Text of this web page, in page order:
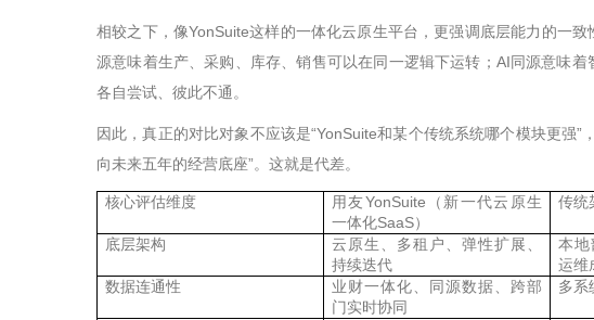
相较之下，像YonSuite这样的一体化云原生平台，更强调底层能力的一
源意味着生产、采购、库存、销售可以在同一逻辑下运转； AI同源意味着
各自尝试、彼此不通。
因此，真正的对比对象不应该是“YonSuite和某个传统系统哪个模块更强”
向未来五年的经营底座”。 这就是代差。
核心评估维度
用友YonSuite（新一代云原生
一体化SaaS）
传统
底层架构
云原生、多租户、弹性扩展、
持续迭代
本地
运维
数据连通性
业财一体化、同源数据、跨部
门实时协同
多系